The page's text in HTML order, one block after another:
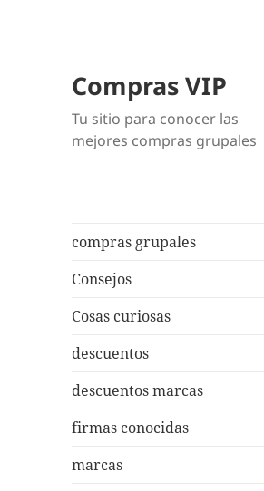
Compras VIP
Tu sitio para conocer las
mejores compras grupales
compras grupales
Consejos
Cosas curiosas
descuentos
descuentos marcas
firmas conocidas
marcas